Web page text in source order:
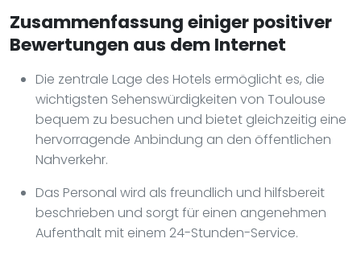
Zusammenfassung einiger positiver
Bewertungen aus dem Internet
Die zentrale Lage des Hotels ermöglicht es, die
wichtigsten Sehenswürdigkeiten von Toulouse
bequem zu besuchen und bietet gleichzeitig eine
hervorragende Anbindung an den öffentlichen
Nahverkehr.
Das Personal wird als freundlich und hilfsbereit
beschrieben und sorgt für einen angenehmen
Aufenthalt mit einem 24-Stunden-Service.